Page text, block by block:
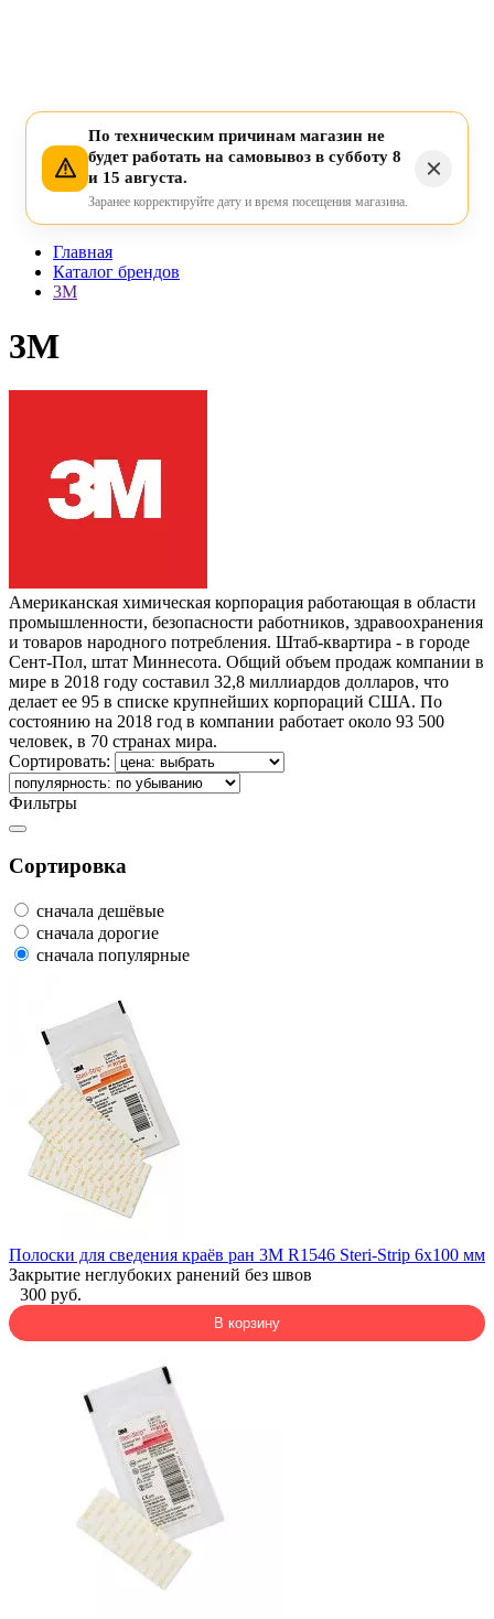
По техническим причинам магазин не
будет работать на самовывоз в субботу 8
и 15 августа.
Заранее корректируйте дату и время посещения магазина.
Главная
Каталог брендов
3M
3M
Американская химическая корпорация работающая в области
промышленности, безопасности работников, здравоохранения
и товаров народного потребления. Штаб-квартира - в городе
Сент-Пол, штат Миннесота. Общий объем продаж компании в
мире в 2018 году составил 32,8 миллиардов долларов, что
делает ее 95 в списке крупнейших корпораций США. По
состоянию на 2018 год в компании работает около 93 500
человек, в 70 странах мира.
Сортировать:
Фильтры
Сортировка
сначала дешёвые
сначала дорогие
сначала популярные
Полоски для сведения краёв ран 3M R1546 Steri-Strip 6x100 мм
Закрытие неглубоких ранений без швов
300 руб.
В корзину